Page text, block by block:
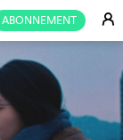
ABONNEMENT E